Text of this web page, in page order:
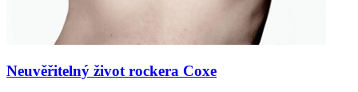
Neuvěřitelný život rockera Coxe